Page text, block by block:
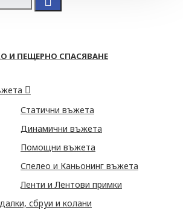
И ПЕЩЕРНО СПАСЯВАНЕ
Статични въжета
Динамични въжета
Помощни въжета
Спелео и Каньонинг въжета
Ленти и Лентови примки
сбруи и колани